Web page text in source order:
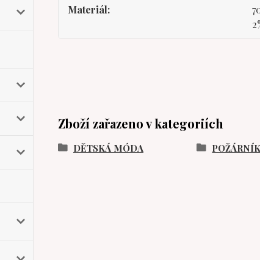
Materiál
Zboží zařazeno v kategoriích
DĚTSKÁ MÓDA